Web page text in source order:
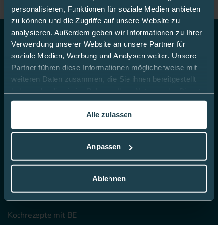
personalisieren, Funktionen für soziale Medien anbieten
zu können und die Zugriffe auf unsere Website zu
analysieren. Außerdem geben wir Informationen zu Ihrer
Verwendung unserer Website an unsere Partner für
soziale Medien, Werbung und Analysen weiter. Unsere
Partner führen diese Informationen möglicherweise mit
weiteren Daten zusammen, die Sie ihnen bereitgestellt
gesammelt haben.
In dieser
Alle zulassen
Anpassen
Ablehnen
Top Themen
CGM
Blutzucker-Teststreifen
Infusionssets
Insulinpumpenzubehör
Hautdesinfektion
Traubenzucker & Co
Kochrezepte mit BE